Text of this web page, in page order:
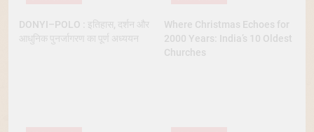
DONYI–POLO : इतिहास, दर्शन और
आधुनिक पुनर्जागरण का पूर्ण अध्ययन
Where Christmas Echoes for
2000 Years: India’s 10 Oldest
Churches